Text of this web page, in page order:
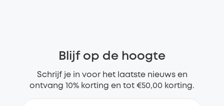
Blijf op de hoogte
Schrijf je in voor het laatste nieuws en
ontvang 10% korting en tot €50,00 korting.